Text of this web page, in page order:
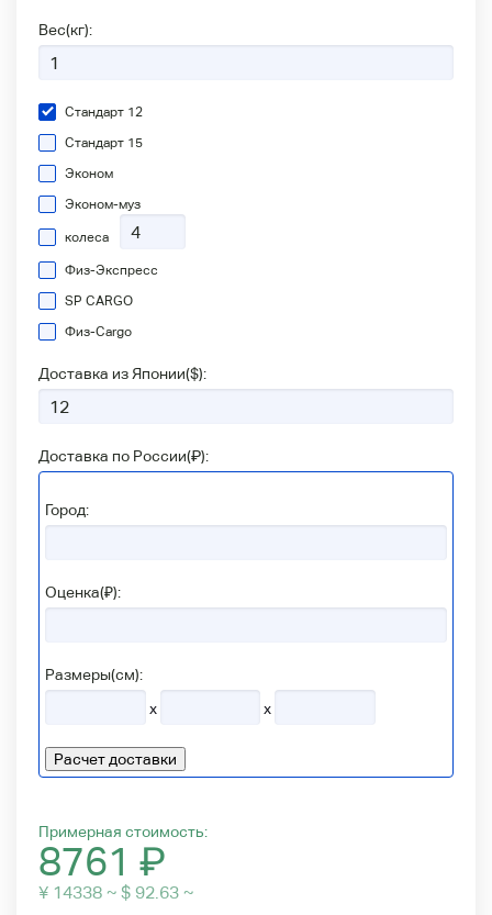
Вес(кг):
Стандарт 12
Стандарт 15
Эконом
Эконом-муз
колеса
Физ-Экспресс
SP CARGO
Физ-Сargo
Доставка из Японии($):
Доставка по России(₽):
Город:
Оценка(₽):
Размеры(см):
x
x
Расчет доставки
Примерная стоимость:
8761 ₽
¥ 14338 ~ $ 92.63 ~